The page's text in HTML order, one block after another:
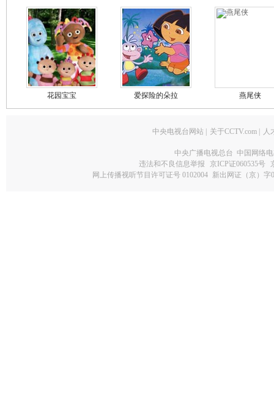
花园宝宝 爱探险的朵拉 燕尾侠
中央电视台网站 关于CCTV.com 人
中央广播电视总台 中国网络
违法和不良信息举报
京ICP证060535号
网上传播视听节目许可证号 0102004 新出网证（京）